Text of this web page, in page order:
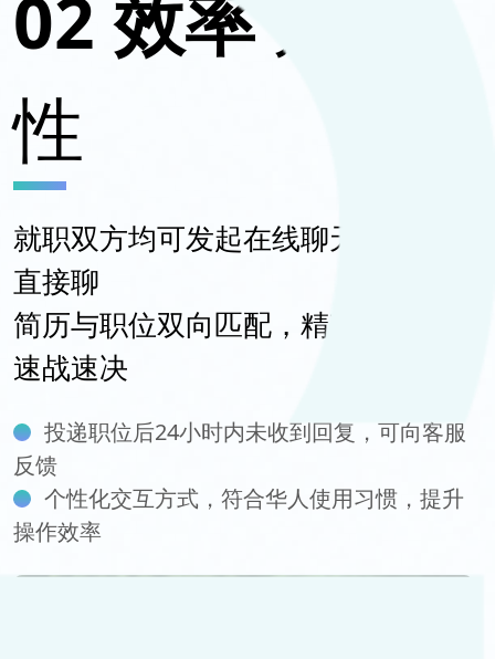
02 效率 効率
性
就职双方均可发起在线聊天，有意向
直接聊
简历与职位双向匹配，精准推荐才能
速战速决
投递职位后24小时内未收到回复，可向客服
反馈
个性化交互方式，符合华人使用习惯，提升
操作效率